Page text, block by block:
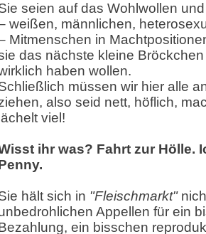
seien auf das Wohlwollen
weißen, männlichen,
Mitmenschen in
das nächste kleine
haben wollen.
müssen wir hier alle
also seid nett, höflich,
lächelt viel!
ihr was? Fahrt zur Hölle.
hält sich in "Fleischmarkt"
Appellen für ein
ein bisschen